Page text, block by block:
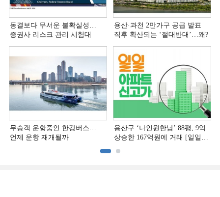
동결보다 무서운 불확실성…
증권사 리스크 관리 시험대
용산·과천 2만가구 공급 발표
직후 확산되는 ‘절대반대’…왜?
무승객 운항중인 한강버스…
언제 운항 재개될까
용산구 ‘나인원한남’ 88평, 9억
상승한 167억원에 거래 [일일